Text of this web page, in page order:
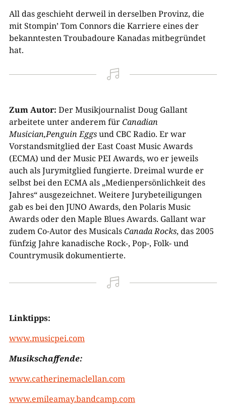
All das geschieht derweil in derselben Provinz, die
mit Stompin’ Tom Connors die Karriere eines der
bekanntesten Troubadoure Kanadas mitbegründet
hat.

Zum Autor: Der Musikjournalist Doug Gallant
arbeitete unter anderem fürCanadian
Musician,Penguin Eggsund CBC Radio. Er war
Vorstandsmitglied der East Coast Music Awards
(ECMA) und der Music PEI Awards, wo er jeweils
auch als Jurymitglied fungierte. Dreimal wurde er
selbst bei den ECMA als „Medienpersönlichkeit des
Jahres“ ausgezeichnet. Weitere Jurybeteiligungen
gab es bei den JUNO Awards, den Polaris Music
Awards oder den Maple Blues Awards. Gallant war
zudem Co-Autor des MusicalsCanada Rocks, das 2005
fünfzig Jahre kanadische Rock-, Pop-, Folk- und
Countrymusik dokumentierte.

Linktipps:
www.musicpei.com
Musikschaffende:
www.catherinemaclellan.com
www.emileamay.bandcamp.com